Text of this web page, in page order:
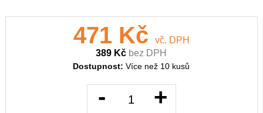
471 Kč
vč. DPH
389 Kč bez DPH
Dostupnost:Více než 10 kusů
- +